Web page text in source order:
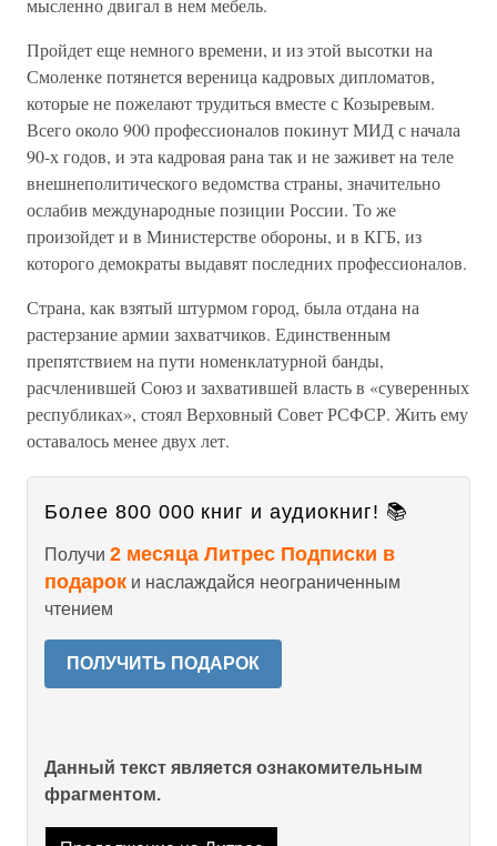
мысленно двигал в нем мебель.
Пройдет еще немного времени, и из этой высотки на
Смоленке потянется вереница кадровых дипломатов,
которые не пожелают трудиться вместе с Козыревым.
Всего около 900 профессионалов покинут МИД с начала
90-х годов, и эта кадровая рана так и не заживет на теле
внешнеполитического ведомства страны, значительно
ослабив международные позиции России. То же
произойдет и в Министерстве обороны, и в КГБ, из
которого демократы выдавят последних профессионалов.
Страна, как взятый штурмом город, была отдана на
растерзание армии захватчиков. Единственным
препятствием на пути номенклатурной банды,
расчленившей Союз и захватившей власть в «суверенных
республиках», стоял Верховный Совет РСФСР. Жить ему
оставалось менее двух лет.
Более 800 000 книг и аудиокниг! 📚
Получи 2 месяца Литрес Подписки в
подарок и наслаждайся неограниченным
чтением
ПОЛУЧИТЬ ПОДАРОК
Данный текст является ознакомительным
фрагментом.